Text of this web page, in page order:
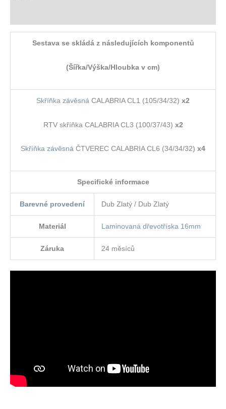
Sestava se skládá z následujících komponentů
(Šířka/Výška/Hloubka v cm)
Skříňka závěsná CALABRIA CL1 (105/34/32) x2
RTV skříňka CALABRIA CL3 (100/37/43) x2
Skříňka závěsná ČTVEREC CALABRIA CL6 (34/34/32) x4
Specifické informace
Barevné provedení Dub Zlatý / Dub Zlatý
Materiál Laminovaná dřevotříska 16mm
Záruka 24 měsíců